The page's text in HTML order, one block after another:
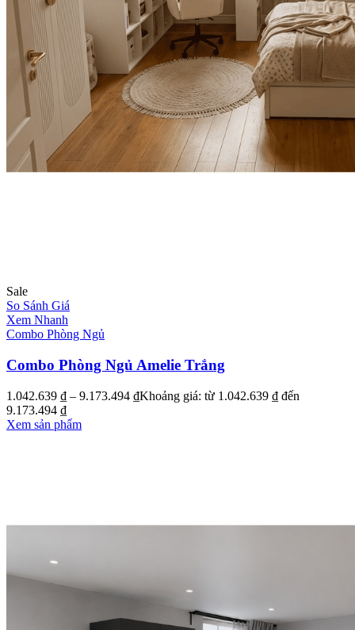
Sale
So Sánh Giá
Xem Nhanh
Combo Phòng Ngủ
Combo Phòng Ngủ Amelie Trắng
1.042.639 ₫ – 9.173.494 ₫Khoảng giá: từ 1.042.639 ₫ đến
9.173.494 ₫
Xem sản phẩm